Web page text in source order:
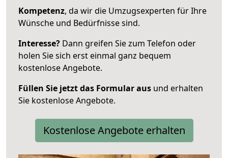
Kompetenz, da wir die Umzugsexperten für Ihre
Wünsche und Bedürfnisse sind.
Interesse? Dann greifen Sie zum Telefon oder
holen Sie sich erst einmal ganz bequem
kostenlose Angebote.
Füllen Sie jetzt das Formular aus und erhalten
Sie kostenlose Angebote.
Kostenlose Angebote erhalten